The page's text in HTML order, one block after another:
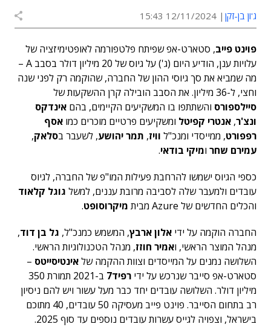
ג'ון בן-זקן 12/11/2024 15:43
פוינט פייב, סטארט-אפ שפיתח פלטפורמה לאופטימיזציה של
עלויות ענן, הודיע היום (ג') על גיוס של 20 מיליון דולר בסבב A –
מה שמביא את סך גיוסי ההון של החברה, שהוקמה רק לפני שנה
וחצי, ל-36 מיליון. את הסבב הובילה קרן ההשקעות של
סיילספורס והשתתפו בו המשקיעים הקיימים, בהם אינדקס
ונצ'ר, אנטרי קפיטל ומשקיעים פרטיים מוכרים כמו אסף
רפפורט, ממייסדי ומנכ"ל וויז, תמר יהושע, לשעבר בסלאק,
עמירם שחר ומיקי בודאי.
כספי הגיוס ישמשו להרחבת פעילות המו"פ של החברה, לגיוס
עובדים ולמעבר שלה לסביבה מרובת עננים, למשל גוגל קלאוד
והכלים החדשים של Azure מבית
מיקרוסופט.
החברה הוקמה על ידי אלון ארבץ, המשמש כמנכ"ל, גל בן דוד,
מנהל המוצר הראשי, ואמיר חוזז, מנהל הטכנולוגיות הראשי.
השלושה נמנים על המייסדים וצוות ההקמה שלאינטיסייטס –
סטארט-אפ סייבר שנרכש על ידי רפיד7
ב-2021 תמורת 350
מיליון דולר. השלושה עובדים יחד כבר מעל עשור ויש להם ניסיון
רב בתחום הסייבר. פוינט פייב מעסיקה 50 עובדים, 40 מתוכם
בישראל, וצפויה לגייס עשרות עובדים נוספים עד סוף 2025.